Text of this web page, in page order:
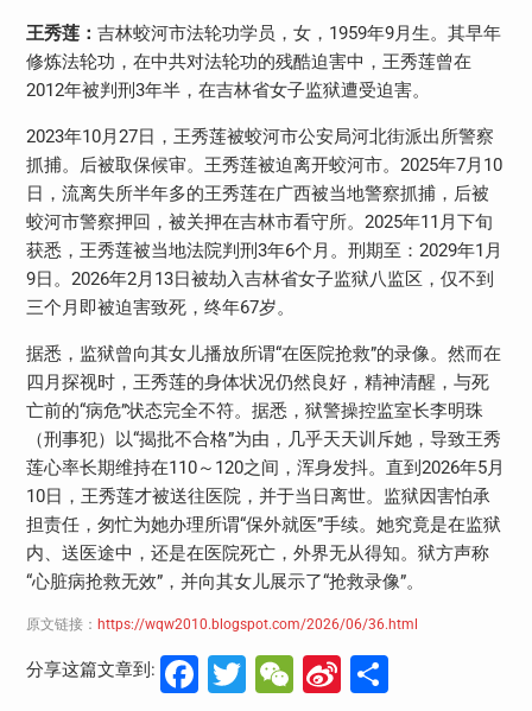
王秀莲： 吉林蛟河市法轮功学员，女， 1959年9月生。其早年
修炼法轮功，在中共对法轮功的残酷迫害中，王秀莲曾在
2012年被判刑 3年半，在吉林省女子监狱遭受迫害。
2023年10月27日，王秀莲被蛟河市公安局河北街派出所警察
抓捕。后被取保候审。王秀莲被迫离开蛟河市。 2025年7月 10
日，流离失所半年多的王秀莲在广西被当地警察抓捕，后被
蛟河市警察押回，被关押在吉林市看守所。 2025年11 月下旬
获悉，王秀莲被当地法院判刑 3年6个月。刑期至： 2029年1 月
9日。 2026年2月 13日被劫入吉林省女子监狱八监区，仅不到
三个月即被迫害致死，终年67岁。
据悉，监狱曾向其女儿播放所谓“在医院抢救”的录像。然而在
四月探视时，王秀莲的身体状况仍然良好，精神清醒，与死
亡前的“病危”状态完全不符。据悉，狱警操控监室长李明珠
（刑事犯）以“揭批不合格”为由，几乎天天训斥她，导致王秀
莲心率长期维持在110～ 120之间，浑身发抖。直到 2026年5月
10日，王秀莲才被送往医院，并于当日离世。监狱因害怕承
担责任，匆忙为她办理所谓“保外就医”手续。她究竟是在监狱
内、送医途中，还是在医院死亡，外界无从得知。狱方声称
“心脏病抢救无效”，并向其女儿展示了“抢救录像”。
原文链接： https://wqw2010.blogspot.com/2026/06/36.html
分享这篇文章到: Facebook
Twitter
WeChat
Sina分